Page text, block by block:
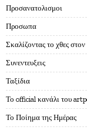
Προσανατολισμοι
Προσωπα
Σκαλίζοντας το χθες
Συνεντευξεις
Ταξίδια
Το official κανάλι του
Το Ποίημα της Ημέρας